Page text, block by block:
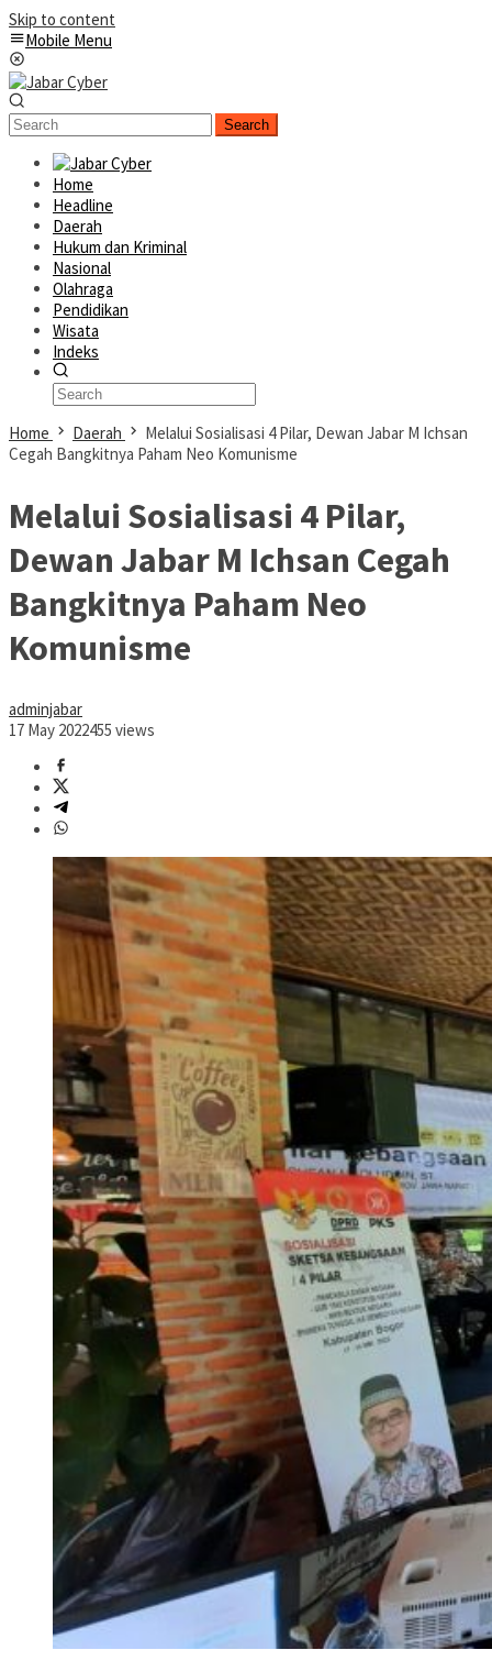
Skip to content
Mobile Menu
Search
Home
Headline
Daerah
Hukum dan Kriminal
Nasional
Olahraga
Pendidikan
Wisata
Indeks
Home Daerah
Melalui Sosialisasi 4 Pilar, Dewan Jabar M Ichsan
Cegah Bangkitnya Paham Neo Komunisme
Melalui Sosialisasi 4 Pilar,
Dewan Jabar M Ichsan Cegah
Bangkitnya Paham Neo
Komunisme
adminjabar
17 May 2022455 views